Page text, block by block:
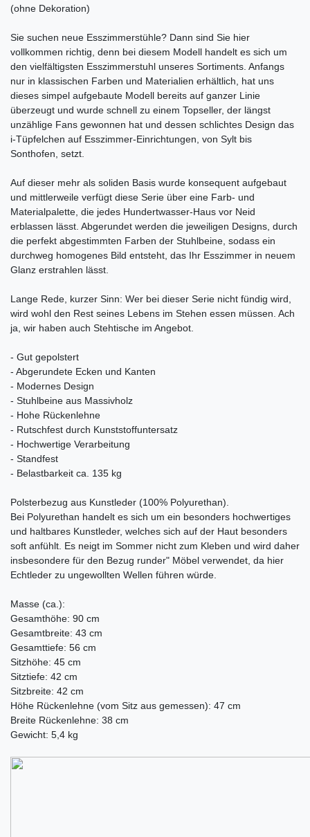
(ohne Dekoration)
Sie suchen neue Esszimmerstühle? Dann sind Sie hier
vollkommen richtig, denn bei diesem Modell handelt es sich um
den vielfältigsten Esszimmerstuhl unseres Sortiments. Anfangs
nur in klassischen Farben und Materialien erhältlich, hat uns
dieses simpel aufgebaute Modell bereits auf ganzer Linie
überzeugt und wurde schnell zu einem Topseller, der längst
unzählige Fans gewonnen hat und dessen schlichtes Design das
i-Tüpfelchen auf Esszimmer-Einrichtungen, von Sylt bis
Sonthofen, setzt.
Auf dieser mehr als soliden Basis wurde konsequent aufgebaut
und mittlerweile verfügt diese Serie über eine Farb- und
Materialpalette, die jedes Hundertwasser-Haus vor Neid
erblassen lässt. Abgerundet werden die jeweiligen Designs, durch
die perfekt abgestimmten Farben der Stuhlbeine, sodass ein
durchweg homogenes Bild entsteht, das Ihr Esszimmer in neuem
Glanz erstrahlen lässt.
Lange Rede, kurzer Sinn: Wer bei dieser Serie nicht fündig wird,
wird wohl den Rest seines Lebens im Stehen essen müssen. Ach
ja, wir haben auch Stehtische im Angebot.
- Gut gepolstert
- Abgerundete Ecken und Kanten
- Modernes Design
- Stuhlbeine aus Massivholz
- Hohe Rückenlehne
- Rutschfest durch Kunststoffuntersatz
- Hochwertige Verarbeitung
- Standfest
- Belastbarkeit ca. 135 kg
Polsterbezug aus Kunstleder (100% Polyurethan).
Bei Polyurethan handelt es sich um ein besonders hochwertiges
und haltbares Kunstleder, welches sich auf der Haut besonders
soft anfühlt. Es neigt im Sommer nicht zum Kleben und wird daher
insbesondere für den Bezug runder" Möbel verwendet, da hier
Echtleder zu ungewollten Wellen führen würde.
Masse (ca.):
Gesamthöhe: 90 cm
Gesamtbreite: 43 cm
Gesamttiefe: 56 cm
Sitzhöhe: 45 cm
Sitztiefe: 42 cm
Sitzbreite: 42 cm
Höhe Rückenlehne (vom Sitz aus gemessen): 47 cm
Breite Rückenlehne: 38 cm
Gewicht: 5,4 kg